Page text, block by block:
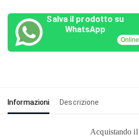
Salva il prodotto su
WhatsApp
Online
Informazioni Descrizione
Acquistando il